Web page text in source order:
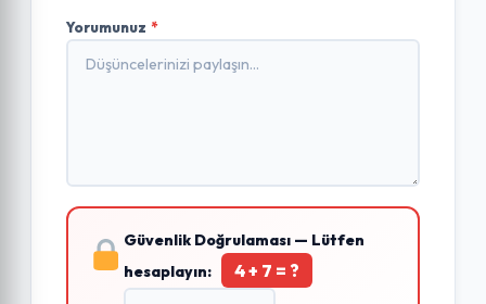
Yorumunuz *
Güvenlik Doğrulaması — Lütfen
hesaplayın:
4 + 7 = ?